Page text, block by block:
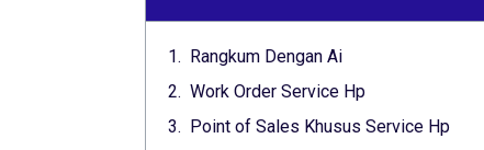
Rangkum Dengan Ai
Work Order Service Hp
Point of Sales Khusus Service Hp